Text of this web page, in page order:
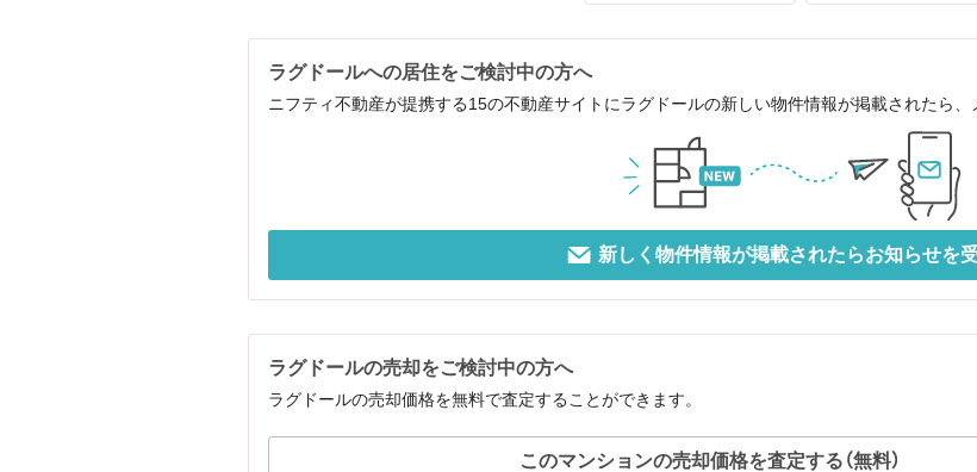
ラグドールへの居住をご検討中の方へ
ニフティ不動産が提携する15の不動産サイトにラグドールの新しい物件情報が掲載されたら、
新しく物件情報が掲載されたらお知らせを
ラグドールの売却をご検討中の方へ
ラグドールの売却価格を無料で査定することができます。
このマンションの売却価格を査定する（無料）